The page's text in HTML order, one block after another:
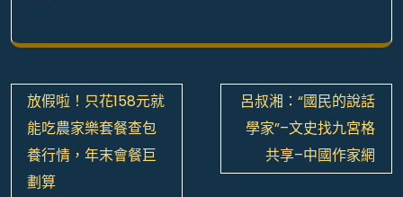
文
章
導
覽
放假啦！只花158元就
能吃農家樂套餐查包
養行情，年末會餐巨
劃算
呂叔湘：“國民的說話
學家”–文史找九宮格
共享–中國作家網